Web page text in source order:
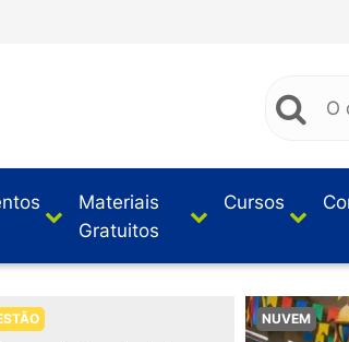
Materiais
Gratuitos
Cursos
NUVEM